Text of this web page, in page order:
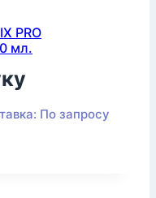
PRO
мл.
По запросу